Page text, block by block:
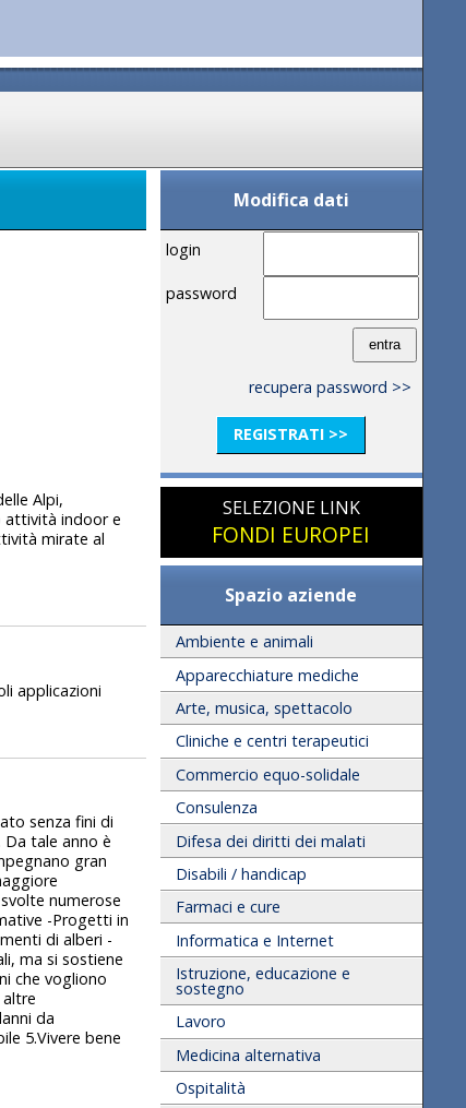
Alpi,
attività indoor e
mirate al
applicazioni
senza fini di
Da tale anno è
gran
numerose
-Progetti in
di alberi -
ma si sostiene
che vogliono
da
5.Vivere bene
Modifica dati
login
password
recupera password >>
REGISTRATI >>
SELEZIONE LINK
FONDI EUROPEI
Spazio aziende
Ambiente e animali
Apparecchiature mediche
Arte, musica, spettacolo
Cliniche e centri terapeutici
Commercio equo-solidale
Consulenza
Difesa dei diritti dei malati
Disabili / handicap
Farmaci e cure
Informatica e Internet
Istruzione, educazione e
sostegno
Lavoro
Medicina alternativa
Ospitalità